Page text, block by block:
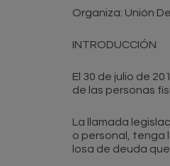
Organiza: Unión
INTRODUCCIÓN
El 30 de julio de
de las personas
La llamada
o personal, tenga
losa de deuda